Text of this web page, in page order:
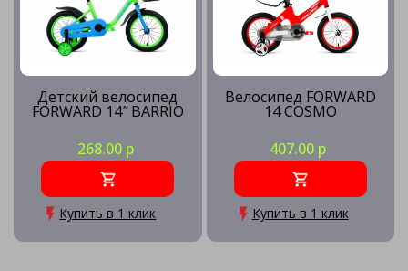
Детский велосипед
FORWARD 14″ BARRIO
268.00 р
Купить в 1 клик
Велосипед FORWARD
14 COSMO
407.00 р
Купить в 1 клик